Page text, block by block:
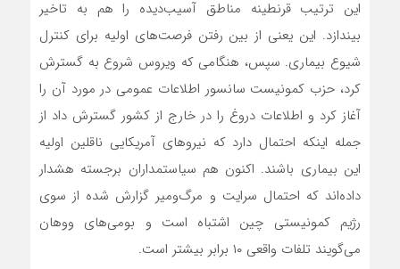
این ترتیب قرنطینه مناطق آسیب‌دیده را هم به تاخیر
بیندازد. این یعنی از بین رفتن فرصت‌های اولیه برای کنترل
شیوع بیماری. سپس، هنگامی که ویروس شروع به گسترش
کرد، حزب کمونیست سانسور اطلاعات عمومی در مورد آن را
آغاز کرد و اطلاعات دروغ را در خارج از کشور گسترش داد از
جمله اینکه احتمال دارد که نیروهای آمریکایی ناقلین اولیه
این بیماری باشند. اکنون هم سیاستمداران برجسته هشدار
داده‌اند که احتمال سرایت و مرگ‌ومیر گزارش شده از سوی
رژیم کمونیستی چین اشتباه است و بومی‌های ووهان
می‌گویند تلفات واقعی ۱۰ برابر بیشتر است.